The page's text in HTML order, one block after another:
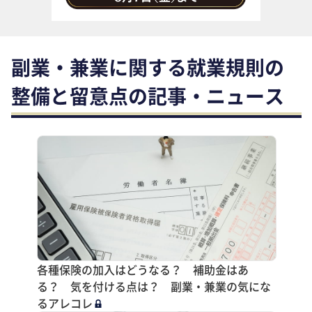
副業・兼業に関する就業規則の
整備と留意点の記事・ニュース
各種保険の加入はどうなる？ 補助金はあ
る？ 気を付ける点は？ 副業・兼業の気にな
るアレコレ